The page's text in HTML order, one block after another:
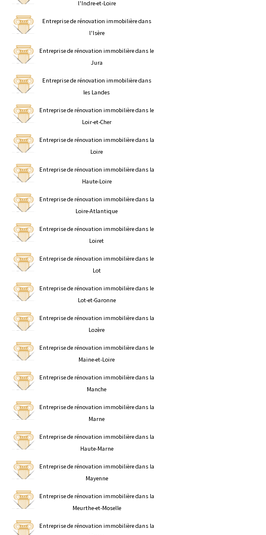
l'Indre-et-Loire
Entreprise de rénovation immobilière dans
l'Isère
Entreprise de rénovation immobilière dans le
Jura
Entreprise de rénovation immobilière dans
les Landes
Entreprise de rénovation immobilière dans le
Loir-et-Cher
Entreprise de rénovation immobilière dans la
Loire
Entreprise de rénovation immobilière dans la
Haute-Loire
Entreprise de rénovation immobilière dans la
Loire-Atlantique
Entreprise de rénovation immobilière dans le
Loiret
Entreprise de rénovation immobilière dans le
Lot
Entreprise de rénovation immobilière dans le
Lot-et-Garonne
Entreprise de rénovation immobilière dans la
Lozère
Entreprise de rénovation immobilière dans le
Maine-et-Loire
Entreprise de rénovation immobilière dans la
Manche
Entreprise de rénovation immobilière dans la
Marne
Entreprise de rénovation immobilière dans la
Haute-Marne
Entreprise de rénovation immobilière dans la
Mayenne
Entreprise de rénovation immobilière dans la
Meurthe-et-Moselle
Entreprise de rénovation immobilière dans la